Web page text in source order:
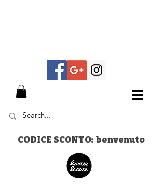
CODICE SCONTO: benvenuto